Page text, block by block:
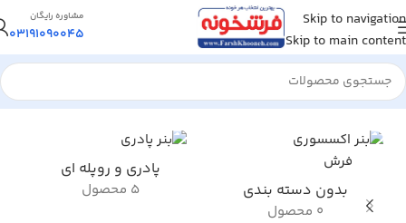
Skip to navigation
Skip to main content
مشاوره رایگان
03191090045
خانه/محصول تراکم/
700
بدون دسته بندی
0 محصول
پادری و روپله ای
5 محصول